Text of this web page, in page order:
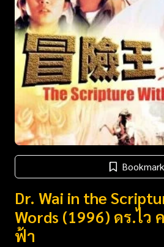
Bookmark
Dr. Wai in the
Words (1996) ดร.ไ
ฟ้า